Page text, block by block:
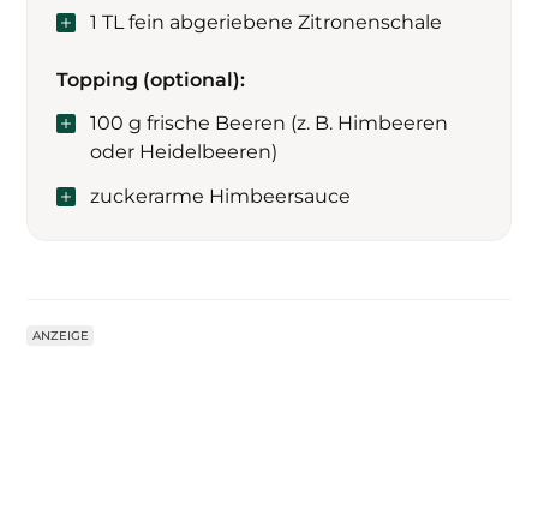
1 TL fein abgeriebene Zitronenschale
Topping (optional):
100 g frische Beeren (z. B. Himbeeren
oder Heidelbeeren)
zuckerarme Himbeersauce
ANZEIGE